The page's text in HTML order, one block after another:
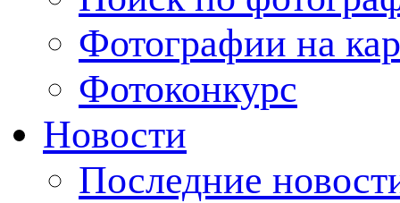
Фотографии на
Фотоконкурс
Новости
Последние